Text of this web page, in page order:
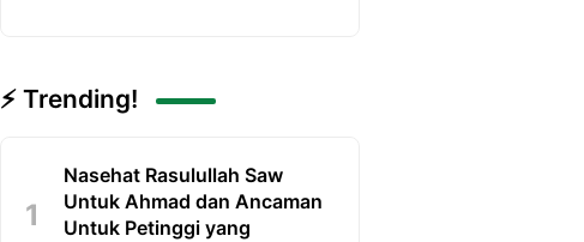
⚡ Trending!
Nasehat Rasulullah Saw
Untuk Ahmad dan Ancaman
Untuk Petinggi yang